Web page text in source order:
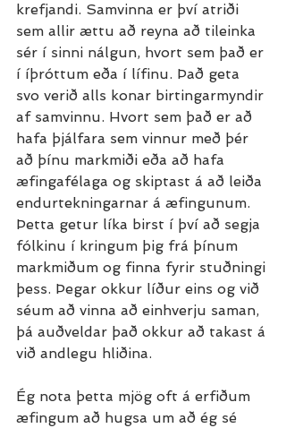
krefjandi. Samvinna er því atriði
sem allir ættu að reyna að tileinka
sér í sinni nálgun, hvort sem það er
í íþróttum eða í lífinu. Það geta
svo verið alls konar birtingarmyndir
af samvinnu. Hvort sem það er að
hafa þjálfara sem vinnur með þér
að þínu markmiði eða að hafa
æfingafélaga og skiptast á að leiða
endurtekningarnar á æfingunum.
Þetta getur líka birst í því að segja
fólkinu í kringum þig frá þínum
markmiðum og finna fyrir stuðningi
þess. Þegar okkur líður eins og við
séum að vinna að einhverju saman,
þá auðveldar það okkur að takast á
við andlegu hliðina.
Ég nota þetta mjög oft á erfiðum
æfingum að hugsa um að ég sé